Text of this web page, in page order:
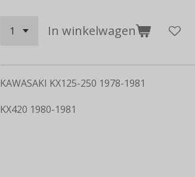
In winkelwagen
KAWASAKI KX125-250 1978-1981
KX420 1980-1981